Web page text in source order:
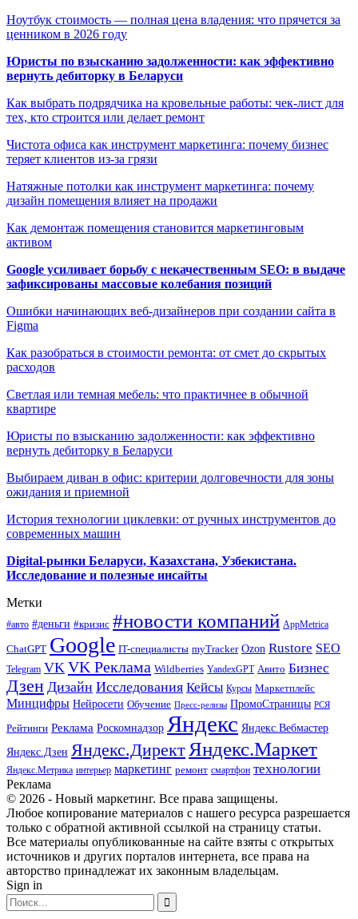
Ноутбук стоимость — полная цена владения: что прячется за
ценником в 2026 году
Юристы по взысканию задолженности: как эффективно
вернуть дебиторку в Беларуси
Как выбрать подрядчика на кровельные работы: чек-лист для
тех, кто строится или делает ремонт
Чистота офиса как инструмент маркетинга: почему бизнес
теряет клиентов из-за грязи
Натяжные потолки как инструмент маркетинга: почему
дизайн помещения влияет на продажи
Как демонтаж помещения становится маркетинговым
активом
Google усиливает борьбу с некачественным SEO: в выдаче
зафиксированы массовые колебания позиций
Ошибки начинающих веб-дизайнеров при создании сайта в
Figma
Как разобраться в стоимости ремонта: от смет до скрытых
расходов
Светлая или темная мебель: что практичнее в обычной
квартире
Юристы по взысканию задолженности: как эффективно
вернуть дебиторку в Беларуси
Выбираем диван в офис: критерии долговечности для зоны
ожидания и приемной
История технологии циклевки: от ручных инструментов до
современных машин
Digital-рынки Беларуси, Казахстана, Узбекистана.
Исследование и полезные инсайты
Метки
#авто #деньги #кризис #новости компаний AppMetrica
ChatGPT Google IT-специалисты myTracker Ozon Rustore SEO
Telegram VK VK Реклама Wildberries YandexGPT Авито Бизнес
Дзен Дизайн Исследования Кейсы Курсы Маркетплейс
Минцифры Нейросети Обучение Пресс-релизы ПромоСтраницы РСЯ
Рейтинги Реклама Роскомнадзор Яндекс Яндекс.Вебмастер
Яндекс.Дзен Яндекс.ДиректЯндекс.Маркет
Яндекс.Метрика интерьер маркетинг ремонт смартфон технологии
Реклама
© 2026 - Новый маркетинг. Все права защищены.
Любое копирование материалов с нашего ресурса разрешается
только с обратной активной ссылкой на страницу статьи.
Все материалы опубликованные на сайте взяты с открытых
источников и других порталов интернета, все права на
авторство принадлежат их законным владельцам.
Sign in